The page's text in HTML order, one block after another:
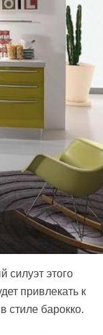
этого
привлекать к
стиле барокко.